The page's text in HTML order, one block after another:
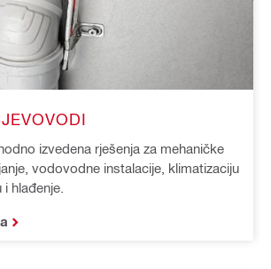
izvedena rješenja za mehaničke
vodovodne instalacije, klimatizaciju
hlađenje.